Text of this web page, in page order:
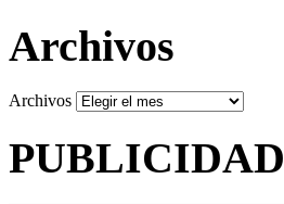
Archivos
Archivos
PUBLICIDAD